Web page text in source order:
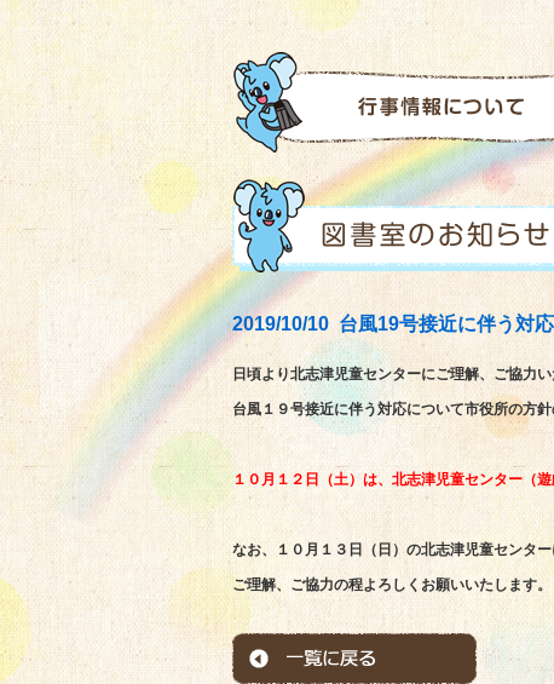
2019/10/10 台風19号接近に伴う対
日頃より北志津児童センターにご理解、ご協力
台風１９号接近に伴う対応について市役所の方針
１０月１２日（土）は、北志津児童センター（
なお、１０月１３日（日）の北志津児童センタ
ご理解、ご協力の程よろしくお願いいたします。